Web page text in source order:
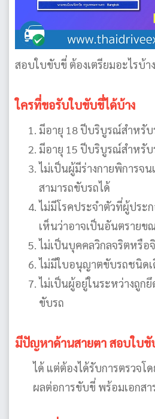
สอบใบขับขี่ ต้องเตรียมอะไรบ้า
ใครที่ขอรับใบขับขี่ได้บ้าง
มีอายุ 18 ปีบริบูรณ์สำหรั
มีอายุ 15 ปีบริบูรณ์สำหรั
ไม่เป็นผู้มีร่างกายพิการจ
สามารถขับรถได้
ไม่มีโรคประจำตัวที่ผู้ประ
เห็นว่าอาจเป็นอันตรายข
ไม่เป็นบุคคลวิกลจริตหรื
ไม่มีใบอนุญาตขับรถชนิดเ
ไม่เป็นผู้อยู่ในระหว่างถู
ขับรถ
มีปัญหาด้านสายตา สอบใบขั
ได้ แต่ต้องได้รับการตรวจโ
ผลต่อการขับขี่ พร้อมเอกสา